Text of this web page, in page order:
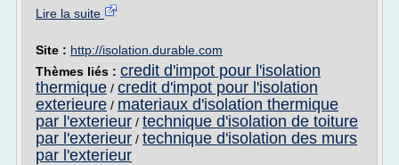
Lire la suite
Site : http://isolation.durable.com
Thèmes liés : credit d'impot pour l'isolation
thermique / credit d'impot pour l'isolation
exterieure / materiaux d'isolation thermique
par l'exterieur / technique d'isolation de toiture
par l'exterieur / technique d'isolation des murs
par l'exterieur